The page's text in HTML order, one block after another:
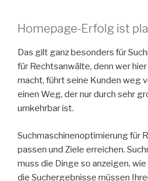
Homepage-Erfolg ist
Das gilt ganz besonders für
für Rechtsanwälte, denn wer
macht, führt seine Kunden weg
einen Weg, der nur durch sehr
umkehrbar ist.
Suchmaschinenoptimierung für
passen und Ziele erreichen.
muss die Dinge so anzeigen,
die Suchergebnisse müssen